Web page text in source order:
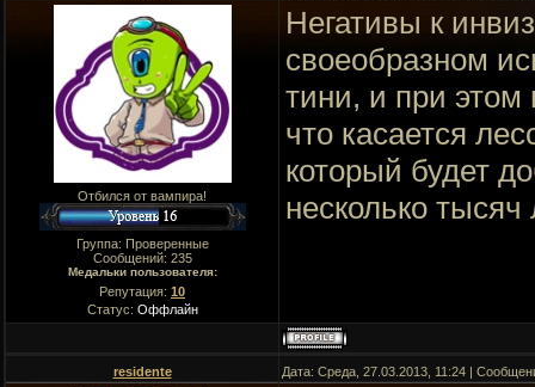
Отбился от вампира!
Группа: Проверенные
Сообщений: 235
Медальки пользователя:
Репутация: 10
Статус: Оффлайн
Негативы к
своеобразном
тини, и при этом
что касается
который будет
несколько
residente Дата: Среда, 27.03.2013, 11:24 |